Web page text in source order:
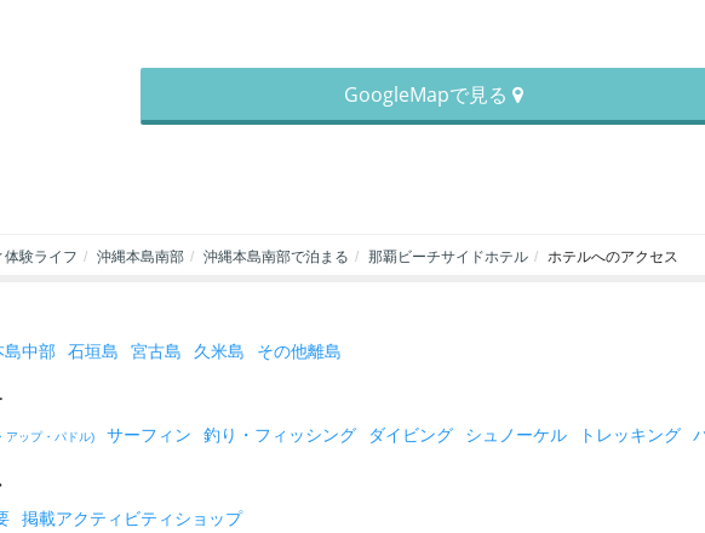
GoogleMapで見る
験ライフ 沖縄本島南部 沖縄本島南部で泊まる 那覇ビーチサイドホテル ホテルへのアクセス
島中部 石垣島 宮古島 久米島 その他離島
アップ・パドル) サーフィン 釣り・フィッシング ダイビング シュノーケル トレッキング
掲載アクティビティショップ